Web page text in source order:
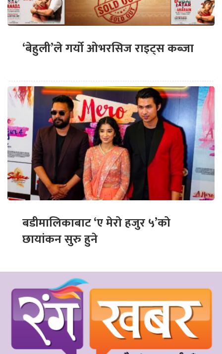
‘बेहुली’ले गर्यो ओभरसिज राइट्स कब्जा
बडीमालिकाबाट ‘ए मेरो हजुर ५’को
छायांकन सुरु हुने